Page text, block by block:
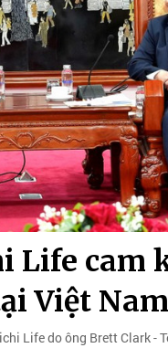
Life cam
Việt Nam
Life do ông Brett Clark -